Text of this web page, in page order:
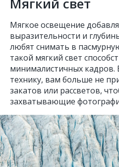
Мягкое освещение
выразительности и
любят снимать в
такой мягкий свет
минималистичных кадров.
технику, вам больше не
закатов или рассветов,
захватывающие